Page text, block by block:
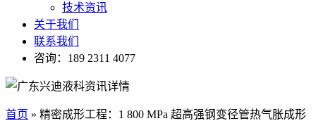
技术资讯
关于我们
联系我们
咨询：189 2311 4077
首页 » 精密成形工程：1 800 MPa 超高强钢变径管热气胀成形